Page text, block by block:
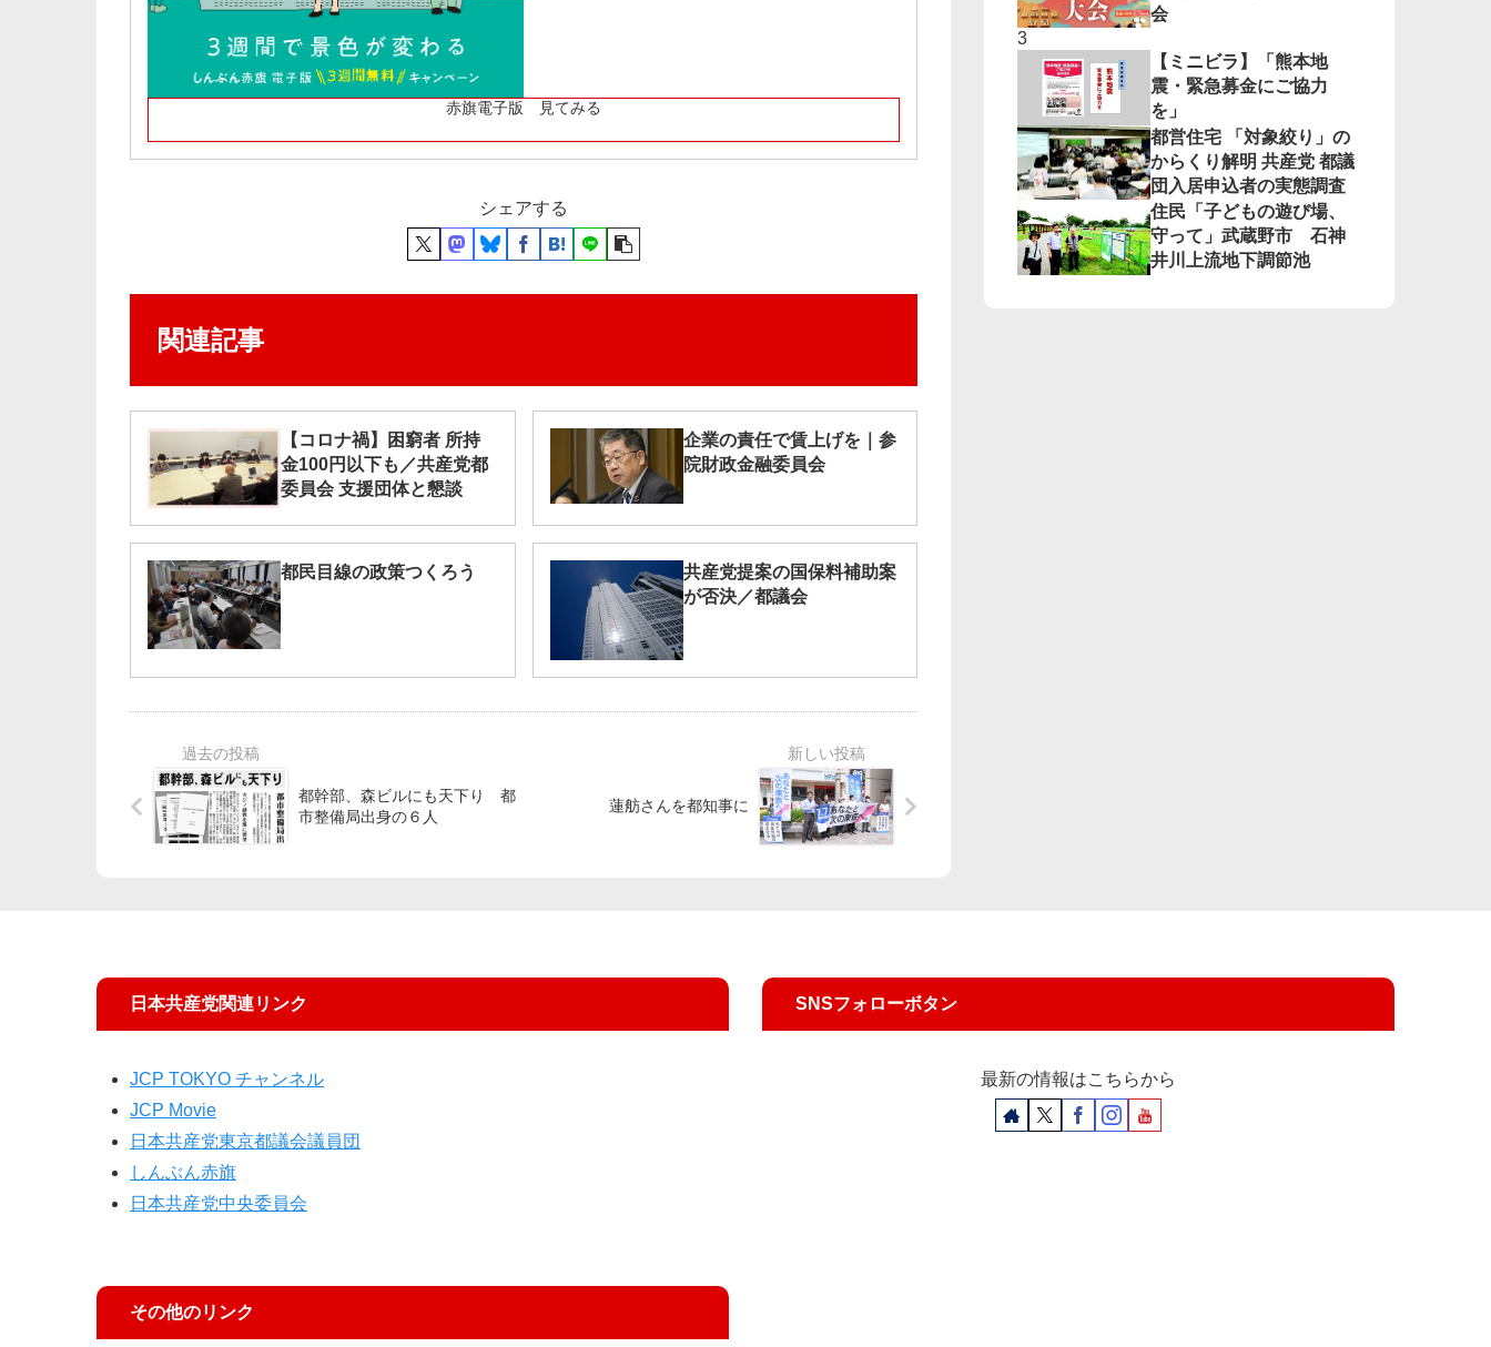
赤旗電子版 見てみる
シェアする
関連記事
【コロナ禍】困窮者 所持
金100円以下も／共産党都
委員会 支援団体と懇談
企業の責任で賃上げを｜参
院財政金融委員会
都民目線の政策つくろう
共産党提案の国保料補助案
が否決／都議会
都幹部、森ビルにも天下り 都
市整備局出身の６人
蓮舫さんを都知事に
会
【ミニビラ】「熊本地
震・緊急募金にご協力
を」
都営住宅 「対象絞り」の
からくり解明 共産党 都議
団入居申込者の実態調査
住民「子どもの遊び場、
守って」武蔵野市 石神
井川上流地下調節池
日本共産党関連リンク
JCP TOKYO チャンネル
JCP Movie
日本共産党東京都議会議員団
しんぶん赤旗
日本共産党中央委員会
その他のリンク
SNSフォローボタン
最新の情報はこちらから